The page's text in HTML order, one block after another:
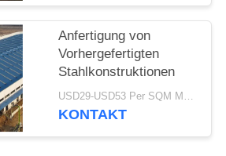
Anfertigung von
Vorhergefertigten
Stahlkonstruktionen
USD29-USD53 Per SQM MOQ:500 Quadratmeter
KONTAKT